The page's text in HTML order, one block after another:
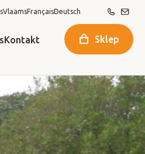
VlaamsFrançaisDeutsch
Kontakt Sklep